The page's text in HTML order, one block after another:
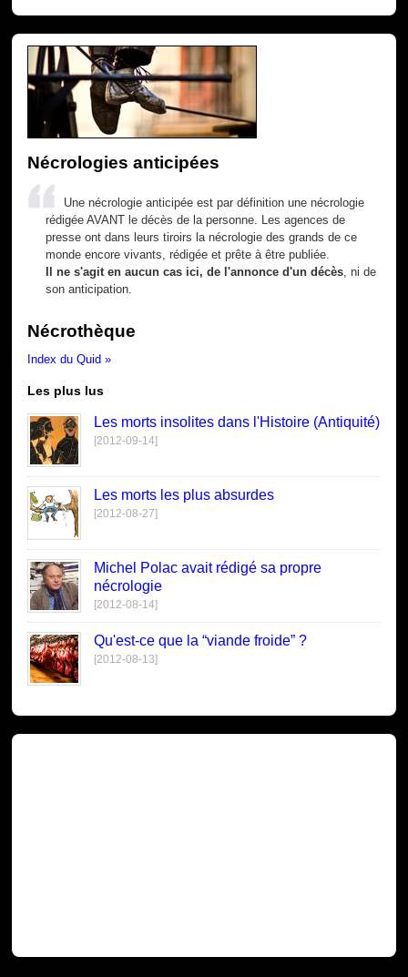
Nécrologies anticipées
Une nécrologie anticipée est par définition une nécrologie
rédigée AVANT le décès de la personne. Les agences de
presse ont dans leurs tiroirs la nécrologie des grands de ce
monde encore vivants, rédigée et prête à être publiée.
Il ne s'agit en aucun cas ici, de l'annonce d'un décès , ni de
son anticipation.
Nécrothèque
Index du Quid »
Les plus lus
Les morts insolites dans l'Histoire (Antiquité)
[2012-09-14]
Les morts les plus absurdes
[2012-08-27]
Michel Polac avait rédigé sa propre
nécrologie
[2012-08-14]
Qu'est-ce que la “viande froide” ?
[2012-08-13]